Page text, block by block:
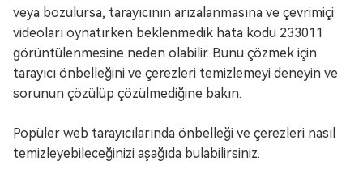
veya bozulursa, tarayıcının arızalanmasına ve çevrimiçi
videoları oynatırken beklenmedik hata kodu 233011
görüntülenmesine neden olabilir. Bunu çözmek için
tarayıcı önbelleğini ve çerezleri temizlemeyi deneyin ve
sorunun çözülüp çözülmediğine bakın.
Popüler web tarayıcılarında önbelleği ve çerezleri nasıl
temizleyebileceğinizi aşağıda bulabilirsiniz.